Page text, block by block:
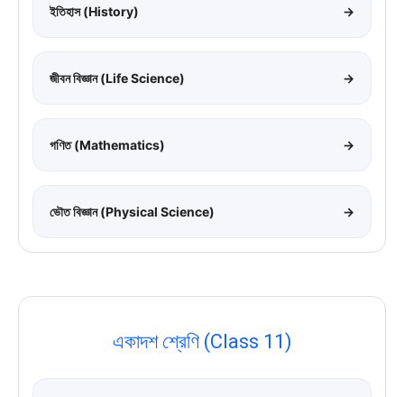
ইতিহাস (History) →
জীবন বিজ্ঞান (Life Science) →
গণিত (Mathematics) →
ভৌত বিজ্ঞান (Physical Science) →
একাদশ শ্রেণি (Class 11)